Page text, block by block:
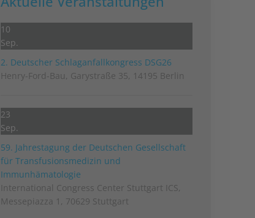
10
Sep.
2. Deutscher Schlag­anfall­kongress DSG26
Henry-Ford-Bau, Garystraße 35, 14195 Berlin
23
Sep.
59. Jahrestagung der Deutschen Gesellschaft
für Transfusionsmedizin und
Immunhämatologie
International Congress Center Stuttgart ICS,
Messepiazza 1, 70629 Stuttgart